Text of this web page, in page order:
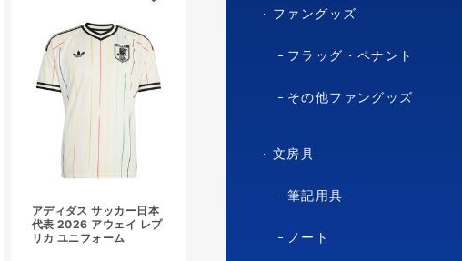
アディダス サッカー日本
代表 2026 アウェイ レプ
リカ ユニフォーム
ファングッズ
フラッグ・ペナント
その他ファングッズ
文房具
筆記用具
ノート